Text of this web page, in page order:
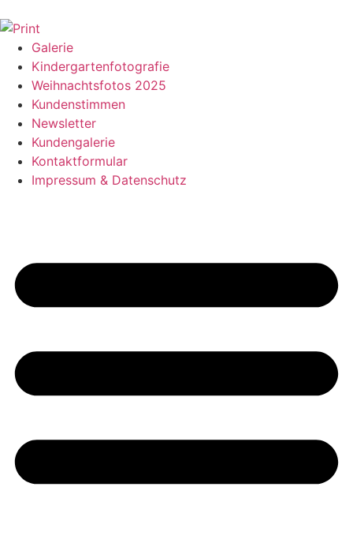
Galerie
Kindergartenfotografie
Weihnachtsfotos 2025
Kundenstimmen
Newsletter
Kundengalerie
Kontaktformular
Impressum & Datenschutz